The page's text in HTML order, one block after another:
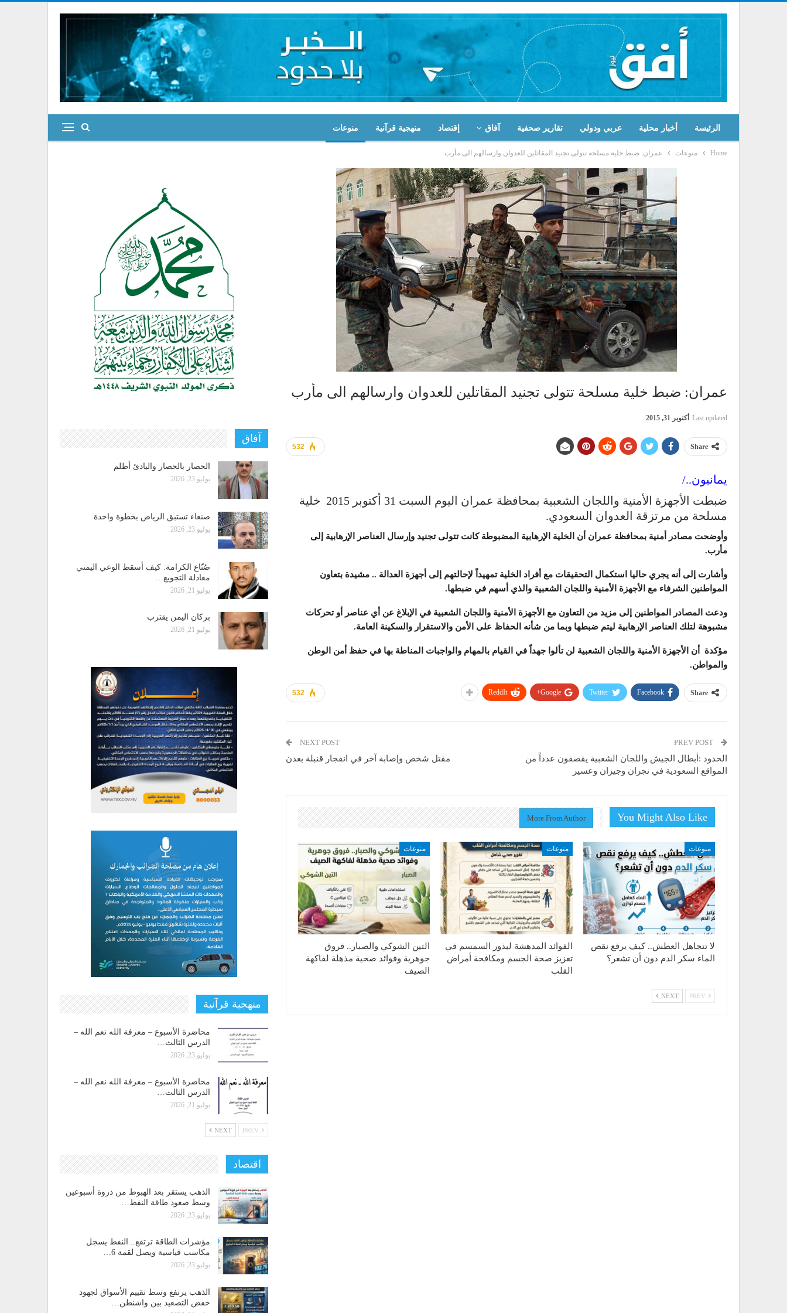
الرئيسة أخبار محلية عربي ودولي تقارير صحفية آفاق إقتصاد منهجية قرآنية منوعات
Home منوعات عمران: ضبط خلية مسلحة تتولى تجنيد المقاتلين للعدوان وارسالهم الى مأرب
عمران: ضبط خلية مسلحة تتولى تجنيد المقاتلين للعدوان وارسالهم الى مأرب
Last updated أكتوبر 31, 2015
532 Share
يمانيون../
ضبطت الأجهزة الأمنية واللجان الشعبية بمحافظة عمران اليوم السبت 31 أكتوبر 2015 خلية
مسلحة من مرتزقة العدوان السعودي.
وأوضحت مصادر أمنية بمحافظة عمران أن الخلية الإرهابية المضبوطة كانت تتولى تجنيد وإرسال العناصر الإرهابية إلى
مأرب.
وأشارت إلى أنه يجري حاليا استكمال التحقيقات مع أفراد الخلية تمهيداً لإحالتهم إلى أجهزة العدالة .. مشيدة بتعاون
المواطنين الشرفاء مع الأجهزة الأمنية واللجان الشعبية والذي أسهم في ضبطها.
ودعت المصادر المواطنين إلى مزيد من التعاون مع الأجهزة الأمنية واللجان الشعبية في الإبلاغ عن أي عناصر أو تحركات
مشبوهة لتلك العناصر الإرهابية ليتم ضبطها وبما من شأنه الحفاظ على الأمن والاستقرار والسكينة العامة.
مؤكدة أن الأجهزة الأمنية واللجان الشعبية لن تألوا جهداً في القيام بالمهام والواجبات المناطة بها في حفظ أمن الوطن
والمواطن.
532 Share
Facebook
Twitter
Google+
ReddIt
الحدود :أبطال الجيش واللجان الشعبية يقصفون عدداً من
المواقع السعودية في نجران وجيزان وعسير
NEXT POST
مقتل شخص وإصابة آخر في انفجار قنبلة بعدن
You Might Also Like
More From Author
منوعات
لا تتجاهل العطش.. كيف يرفع نقص
الماء سكر الدم دون أن تشعر؟
منوعات
الفوائد المدهشة لبذور السمسم في
تعزيز صحة الجسم ومكافحة أمراض
القلب
منوعات
التين الشوكي والصبار.. فروق
جوهرية وفوائد صحية مذهلة لفاكهة
الصيف
NEXT
آفاق
الحصار بالحصار والبادئ أظلم
يوليو 23, 2026
صنعاء تستبق الرياض بخطوة واحدة
يوليو 23, 2026
صُنّاع الكرامة: كيف أسقط الوعي اليمني
معادلة التجويع…
يوليو 21, 2026
بركان اليمن يقترب
يوليو 21, 2026
منهجية قرآنية
محاضرة الأسبوع – معرفة الله نعم الله –
الدرس الثالث…
يوليو 23, 2026
محاضرة الأسبوع – معرفة الله نعم الله –
الدرس الثالث…
يوليو 21, 2026
NEXT
اقتصاد
الذهب يستقر بعد الهبوط من ذروة أسبوعين
وسط صعود طاقة النفط…
يوليو 23, 2026
مؤشرات الطاقة ترتفع.. النفط يسجل
مكاسب قياسية ويصل لقمة 6…
يوليو 23, 2026
الذهب يرتفع وسط تقييم الأسواق لجهود
خفض التصعيد بين واشنطن…